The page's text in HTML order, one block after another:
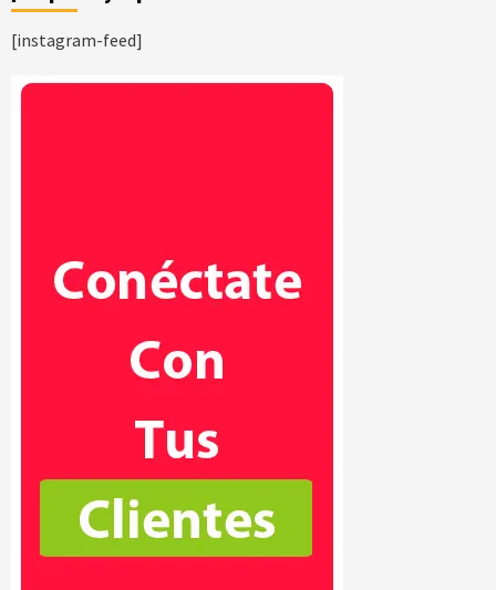
[instagram-feed]